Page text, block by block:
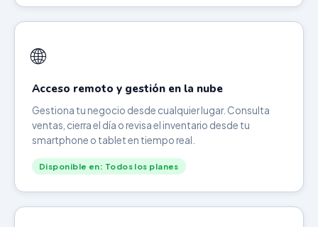
🌐
Acceso remoto y gestión en la nube
Gestiona tu negocio desde cualquier lugar. Consulta
ventas, cierra el día o revisa el inventario desde tu
smartphone o tablet en tiempo real.
Disponible en: Todos los planes